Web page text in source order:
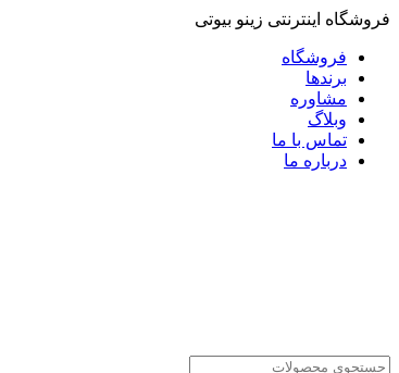
فروشگاه اینترنتی زینو بیوتی
فروشگاه
برندها
مشاوره
وبلاگ
تماس با ما
درباره ما